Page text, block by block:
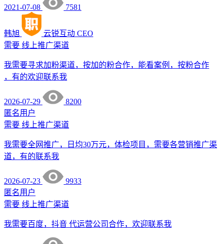
2021-07-08 7581
韩旭 云锐互动 CEO
需要 线上推广渠道
我需要寻求加粉渠道，按加的粉合作，能看案例，按粉合作
，有的欢迎联系我
2026-07-29
8200
匿名用户
需要 线上推广渠道
我需要全网推广，日均30万元，体检项目，需要各营销推广渠
道，有的联系我
2026-07-23
9933
匿名用户
需要 线上推广渠道
我需要百度，抖音 代运营公司合作，欢迎联系我